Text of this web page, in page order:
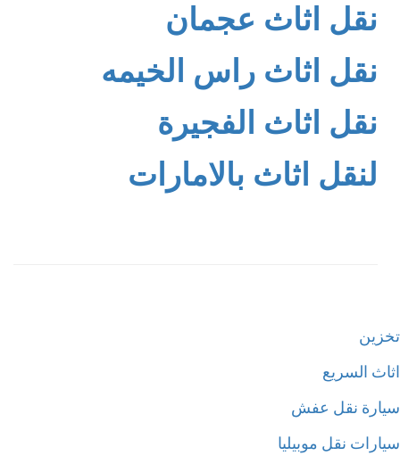
نقل اثاث عجمان
نقل اثاث راس الخيمه
نقل اثاث الفجيرة
لنقل اثاث بالامارات
السريع
نقل عفش
نقل موبيليا